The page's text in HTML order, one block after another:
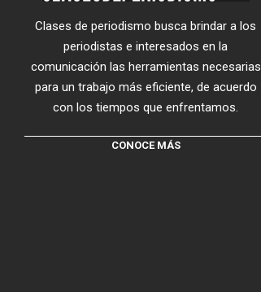
Clases de periodismo busca brindar a los
periodistas e interesados en la
comunicación las herramientas necesarias
para un trabajo más eficiente, de acuerdo
con los tiempos que enfrentamos.
CONOCE MÁS